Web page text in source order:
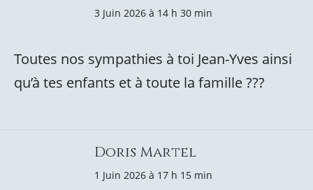
3 Juin 2026 à 14 h 30 min
Toutes nos sympathies à toi Jean-Yves ainsi
qu’à tes enfants et à toute la famille ??️?
Doris Martel
1 Juin 2026 à 17 h 15 min